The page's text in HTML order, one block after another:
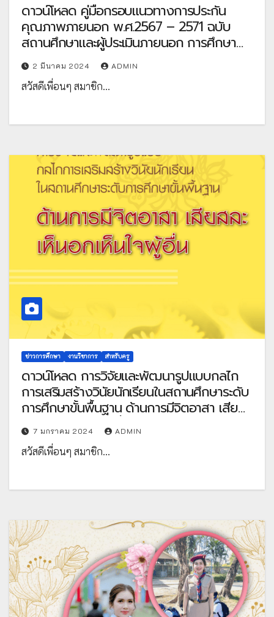
ดาวน์โหลด คู่มือกรอบแนวทางการประกัน
คุณภาพภายนอก พ.ศ.2567 – 2571 ฉบับ
สถานศึกษาและผู้ประเมินภายนอก การศึกษา
ปฐมวัย โดย สมศ.
2 มีนาคม 2024 ADMIN
สวัสดีเพื่อนๆ สมาชิก…
ข่าวการศึกษา งานวิชาการ สำหรับครู
ดาวน์โหลด การวิจัยและพัฒนารูปแบบกลไก
การเสริมสร้างวินัยนักเรียนในสถานศึกษาระดับ
การศึกษาขั้นพื้นฐาน ด้านการมีจิตอาสา เสีย
สละ เห็นอกเห็นใจผู้อื่น โดย สำนักงาน
เลขาธิการสภาการศึกษา กระทรวงศึกษาธิการ
7 มกราคม 2024 ADMIN
สวัสดีเพื่อนๆ สมาชิก…